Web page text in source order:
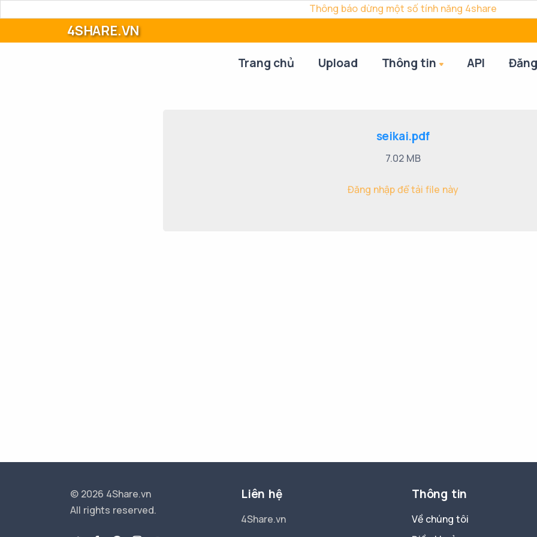
Thông báo dừng một số tính năng 4share
4SHARE.VN
Trang chủ Upload Thông tin API
seikai.pdf
7.02 MB
Đăng nhập để tải file này
© 2026 4Share.vn
All rights reserved.
Liên hệ
4Share.vn
Thông tin
Về chúng tôi